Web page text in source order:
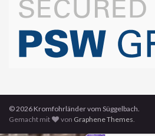
© 2026 Kromfohrländer vom Süggelbach.
Gemacht mit
von Graphene Themes